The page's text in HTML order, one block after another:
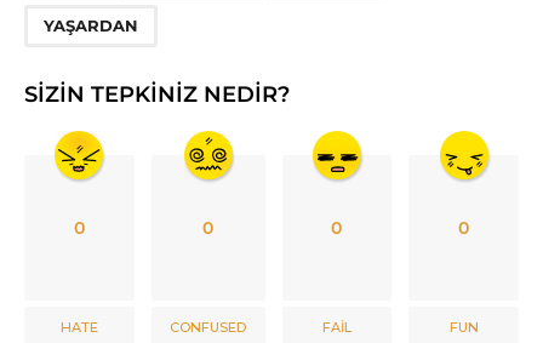
YAŞARDAN
SIZIN TEPKINIZ NEDIR?
0
HATE
0
CONFUSED
0
FAIL
0
FUN